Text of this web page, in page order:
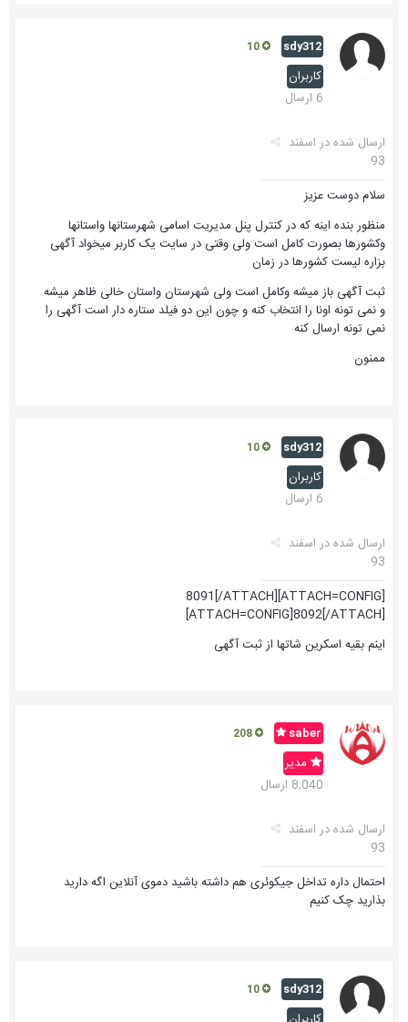
sdy312
کاربران
6 ارسال
ارسال شده در اسفند
93
سلام دوست عزیز
منظور بنده اینه که در کنترل پنل مدیریت اسامی شهرستانها واستانها
وکشورها بصورت کامل است ولی وقتی در سایت یک کاربر میخواد آگهی
بزاره لیست کشورها در زمان
ثبت آگهی باز میشه وکامل است ولی شهرستان واستان خالی ظاهر میشه
و نمی تونه اونا را انتخاب کنه و چون این دو فیلد ستاره دار است آگهی را
نمی تونه ارسال کنه
ممنون
sdy312
کاربران
6 ارسال
ارسال شده در اسفند
93
[ATTACH=CONFIG]8091[/ATTACH]
[ATTACH=CONFIG]8092[/ATTACH]
اینم بقیه اسکرین شاتها از ثبت آگهی
saber
مدیر
8,040 ارسال
ارسال شده در اسفند
93
احتمال داره تداخل جیکوئری هم داشته باشید دموی آنلاین اگه دارید
بذارید چک کنیم
sdy312